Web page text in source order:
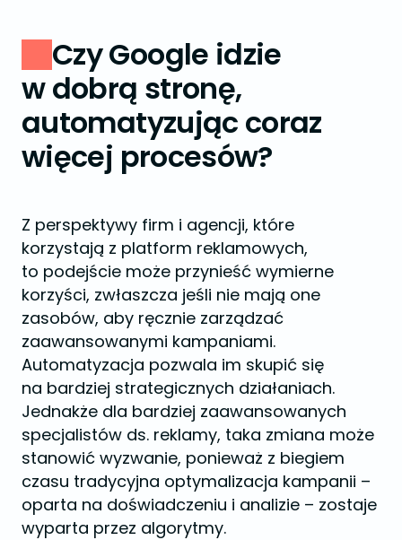
Czy Google idzie
w dobrą stronę,
automatyzując coraz
więcej procesów?
Z perspektywy firm i agencji, które
korzystają z platform reklamowych,
to podejście może przynieść wymierne
korzyści, zwłaszcza jeśli nie mają one
zasobów, aby ręcznie zarządzać
zaawansowanymi kampaniami.
Automatyzacja pozwala im skupić się
na bardziej strategicznych działaniach.
Jednakże dla bardziej zaawansowanych
specjalistów ds. reklamy, taka zmiana może
stanowić wyzwanie, ponieważ z biegiem
czasu tradycyjna optymalizacja kampanii –
oparta na doświadczeniu i analizie – zostaje
wyparta przez algorytmy.